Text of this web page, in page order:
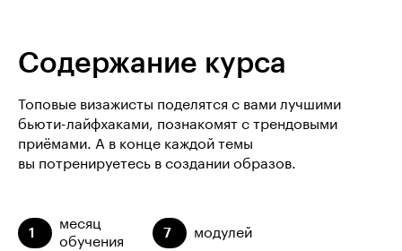
Содержание курса
Топовые визажисты поделятся с вами лучшими
бьюти-лайфхаками, познакомят с трендовыми
приёмами. А в конце каждой темы
вы потренируетесь в создании образов.
1
месяц
обучения
7 модулей